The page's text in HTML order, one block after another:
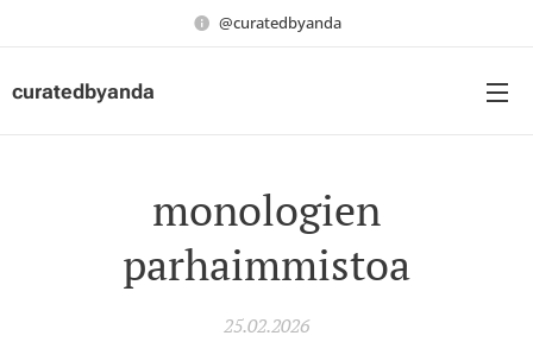
@curatedbyanda
curatedbyanda
monologien
parhaimmistoa
25.02.2026